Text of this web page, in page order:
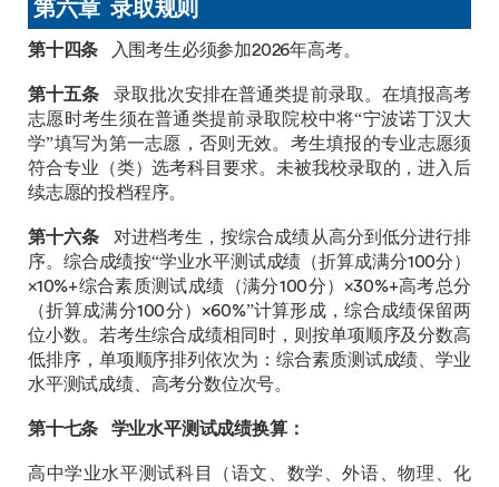
第六章 录取规则
第十四条 入围考生必须参加2026年高考。
第十五条 录取批次安排在普通类提前录取。在填报高考
志愿时考生须在普通类提前录取院校中将“宁波诺丁汉大
学”填写为第一志愿，否则无效。考生填报的专业志愿须
符合专业（类）选考科目要求。未被我校录取的，进入后
续志愿的投档程序。
第十六条 对进档考生，按综合成绩从高分到低分进行排
序。综合成绩按“学业水平测试成绩（折算成满分100分）
×10%+综合素质测试成绩（满分100分）×30%+高考总分
（折算成满分100分）×60%”计算形成，综合成绩保留两
位小数。若考生综合成绩相同时，则按单项顺序及分数高
低排序，单项顺序排列依次为：综合素质测试成绩、学业
水平测试成绩、高考分数位次号。
第十七条 学业水平测试成绩换算：
高中学业水平测试科目（语文、数学、外语、物理、化